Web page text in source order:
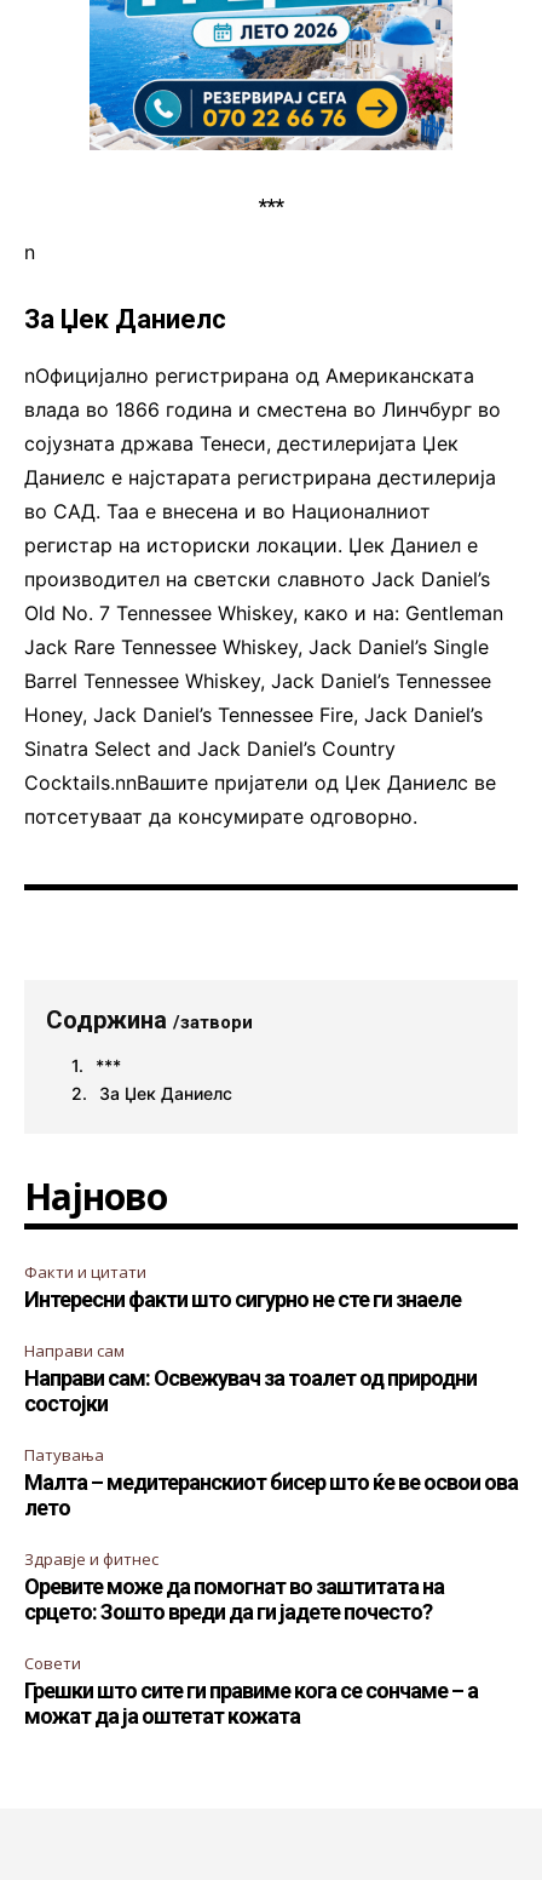
***
n
За Џек Даниелс
nОфицијално регистрирана од Американската
влада во 1866 година и сместена во Линчбург во
сојузната држава Тенеси, дестилеријата Џек
Даниелс е најстарата регистрирана дестилерија
во САД. Таа е внесена и во Националниот
регистар на историски локации. Џек Даниел е
производител на светски славното Jack Daniel’s
Old No. 7 Tennessee Whiskey, како и на: Gentleman
Jack Rare Tennessee Whiskey, Jack Daniel’s Single
Barrel Tennessee Whiskey, Jack Daniel’s Tennessee
Honey, Jack Daniel’s Tennessee Fire, Jack Daniel’s
Sinatra Select and Jack Daniel’s Country
Cocktails.nnВашите пријатели од Џек Даниелс ве
потсетуваат да консумирате одговорно.
Содржина /затвори
***
За Џек Даниелс
Најново
Факти и цитати
Интересни факти што сигурно не сте ги знаеле
Направи сам
Направи сам: Освежувач за тоалет од природни
состојки
Патувања
Малта – медитеранскиот бисер што ќе ве освои ова
лето
Здравје и фитнес
Оревите може да помогнат во заштитата на
срцето: Зошто вреди да ги јадете почесто?
Совети
Грешки што сите ги правиме кога се сончаме – а
можат да ја оштетат кожата